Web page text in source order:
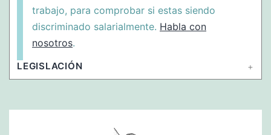
trabajo, para comprobar si estas siendo
discriminado salarialmente. Habla con
nosotros.
LEGISLACIÓN